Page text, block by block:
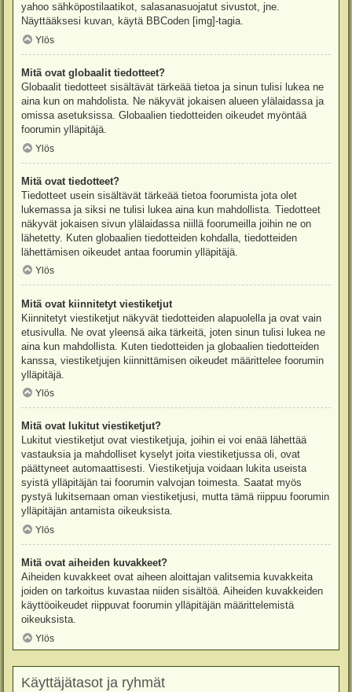
yahoo sähköpostilaatikot, salasanasuojatut sivustot, jne.
Näyttääksesi kuvan, käytä BBCoden [img]-tagia.
Ylös
Mitä ovat globaalit tiedotteet?
Globaalit tiedotteet sisältävät tärkeää tietoa ja sinun tulisi lukea ne
aina kun on mahdolista. Ne näkyvät jokaisen alueen ylälaidassa ja
omissa asetuksissa. Globaalien tiedotteiden oikeudet myöntää
foorumin ylläpitäjä.
Ylös
Mitä ovat tiedotteet?
Tiedotteet usein sisältävät tärkeää tietoa foorumista jota olet
lukemassa ja siksi ne tulisi lukea aina kun mahdollista. Tiedotteet
näkyvät jokaisen sivun ylälaidassa niillä foorumeilla joihin ne on
lähetetty. Kuten globaalien tiedotteiden kohdalla, tiedotteiden
lähettämisen oikeudet antaa foorumin ylläpitäjä.
Ylös
Mitä ovat kiinnitetyt viestiketjut
Kiinnitetyt viestiketjut näkyvät tiedotteiden alapuolella ja ovat vain
etusivulla. Ne ovat yleensä aika tärkeitä, joten sinun tulisi lukea ne
aina kun mahdollista. Kuten tiedotteiden ja globaalien tiedotteiden
kanssa, viestiketjujen kiinnittämisen oikeudet määrittelee foorumin
ylläpitäjä.
Ylös
Mitä ovat lukitut viestiketjut?
Lukitut viestiketjut ovat viestiketjuja, joihin ei voi enää lähettää
vastauksia ja mahdolliset kyselyt joita viestiketjussa oli, ovat
päättyneet automaattisesti. Viestiketjuja voidaan lukita useista
syistä ylläpitäjän tai foorumin valvojan toimesta. Saatat myös
pystyä lukitsemaan oman viestiketjusi, mutta tämä riippuu foorumin
ylläpitäjän antamista oikeuksista.
Ylös
Mitä ovat aiheiden kuvakkeet?
Aiheiden kuvakkeet ovat aiheen aloittajan valitsemia kuvakkeita
joiden on tarkoitus kuvastaa niiden sisältöä. Aiheiden kuvakkeiden
käyttöoikeudet riippuvat foorumin ylläpitäjän määrittelemistä
oikeuksista.
Ylös
Käyttäjätasot ja ryhmät